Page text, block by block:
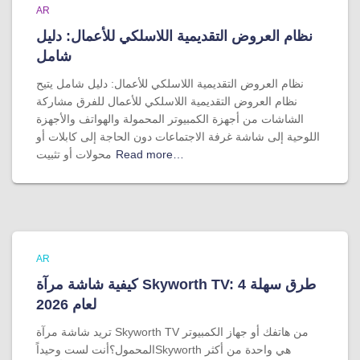
AR
نظام العروض التقديمية اللاسلكي للأعمال: دليل
شامل
نظام العروض التقديمية اللاسلكي للأعمال: دليل شامل يتيح
نظام العروض التقديمية اللاسلكي للأعمال للفرق مشاركة
الشاشات من أجهزة الكمبيوتر المحمولة والهواتف والأجهزة
اللوحية إلى شاشة غرفة الاجتماعات دون الحاجة إلى كابلات أو
محولات أو تثبيت Read more…
AR
كيفية شاشة مرآة Skyworth TV: 4 طرق سهلة
لعام 2026
تريد شاشة مرآة Skyworth TV من هاتفك أو جهاز الكمبيوتر
المحمول؟أنت لست وحيداًSkyworth هي واحدة من أكثر